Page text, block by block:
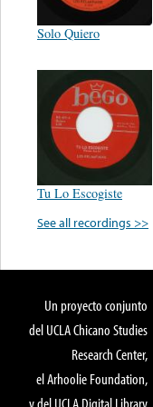
Solo Quiero
Tu Lo Escogiste
See all recordings >>
Un proyecto conjunto
del UCLA Chicano Studies
Research Center,
el Arhoolie Foundation,
y del UCLA Digital Library